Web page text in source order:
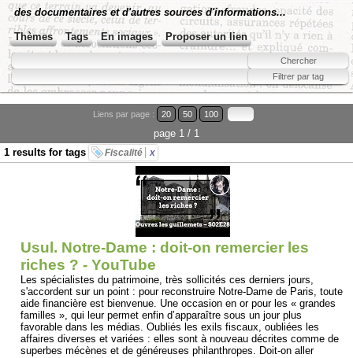
des documentaires et d'autres sources d'informations...
Thèmes Tags En images Proposer un lien
Liens par page : 20 50 100
page 1 / 1
1 results for tags
Fiscalité x
Usul. Notre-Dame : doit-on remercier les
riches ? - YouTube
Les spécialistes du patrimoine, très sollicités ces derniers jours,
s'accordent sur un point : pour reconstruire Notre-Dame de Paris, toute
aide financière est bienvenue. Une occasion en or pour les « grandes
familles », qui leur permet enfin d’apparaître sous un jour plus
favorable dans les médias. Oubliés les exils fiscaux, oubliées les
affaires diverses et variées : elles sont à nouveau décrites comme de
superbes mécènes et de généreuses philanthropes. Doit-on aller